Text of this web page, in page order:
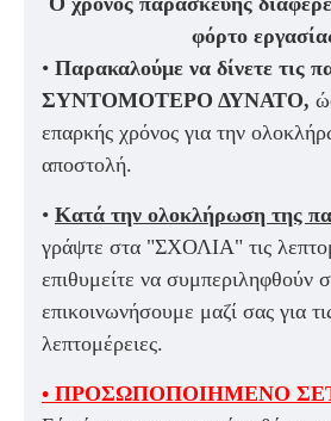
φόρτο
• Παρακαλούμε να δίνετε τις
ΣΥΝΤΟΜΟΤΕΡΟ ΔΥΝΑΤΟ,
επαρκής χρόνος για την
αποστολή.
• Κατά την ολοκλήρωση της
γράψτε στα "ΣΧΟΛΙΑ" τις
επιθυμείτε να συμπεριληφθούν
επικοινωνήσουμε μαζί σας για
λεπτομέρειες.
• ΠΡΟΣΩΠΟΠΟΙΗΜΕΝΟ